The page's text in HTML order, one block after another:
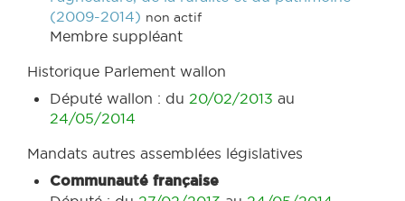
(2009-2014) non actif
Membre suppléant
Historique Parlement wallon
Député wallon : du 20/02/2013 au
24/05/2014
Mandats autres assemblées législatives
Communauté française